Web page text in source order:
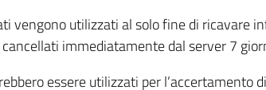
vengono utilizzati al solo fine di ricavare
immediatamente dal server 7
essere utilizzati per